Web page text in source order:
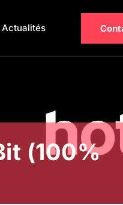
Actualités
(100%